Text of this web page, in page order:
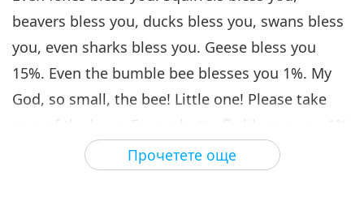
Прочетете още
beavers bless you, ducks bless you, swans bless
you, even sharks bless you. Geese bless you
15%. Even the bumble bee blesses you 1%. My
God, so small, the bee! Little one! Please take
care of the bees. Even a butterfly blesses you 1%.
Even a fly blesses you 0.5%. Wild birds bless you.
Seagulls bless you 8%. Crocodiles even bless you